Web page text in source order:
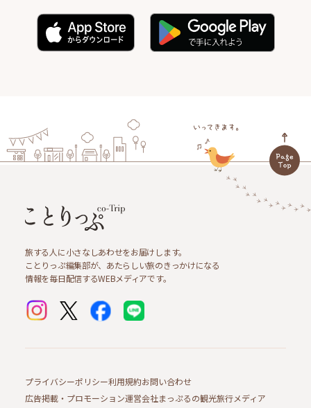
旅する人に小さなしあわせをお届けします。
ことりっぷ編集部が、あたらしい旅のきっかけになる
情報を毎日配信するWEBメディアです。
プライバシーポリシー利用規約お問い合わせ
広告掲載・プロモーション運営会社まっぷるの観光旅行メディア